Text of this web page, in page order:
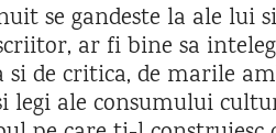
se gandeste la ale lui
ar fi bine sa
de critica, de marile
legi ale consumului